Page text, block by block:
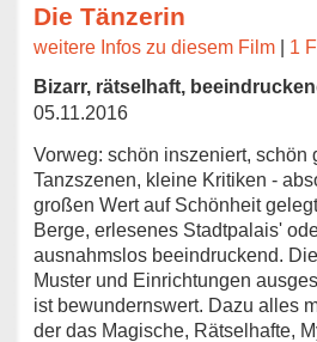
Die Tänzerin
weitere Infos zu diesem Film | 1
Bizarr, rätselhaft,
05.11.2016
Vorweg: schön inszeniert, schön
Tanzszenen, kleine Kritiken -
großen Wert auf Schönheit
Berge, erlesenes Stadtpalais'
ausnahmslos beeindruckend.
Muster und Einrichtungen
ist bewundernswert. Dazu alles
der das Magische, Rätselhafte,